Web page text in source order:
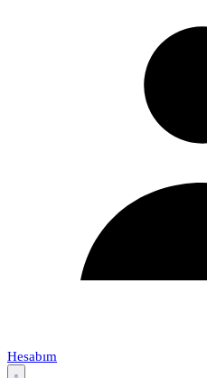
Hesabım